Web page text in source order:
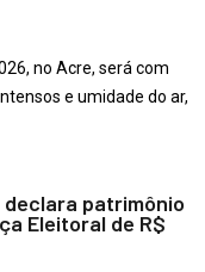
no Acre, será com
e umidade do ar,
patrimônio
Eleitoral de R$